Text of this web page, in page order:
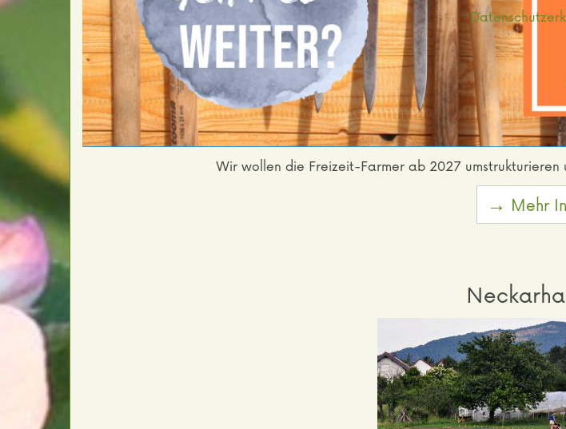
Wir wollen die Freizeit-Farmer ab 2027
→ Mehr